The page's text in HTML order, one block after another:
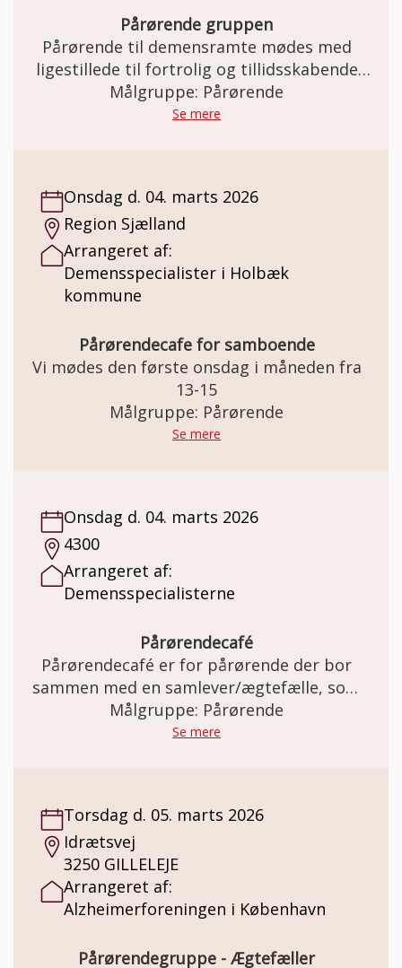
Pårørende gruppen
Pårørende til demensramte mødes med
ligestillede til fortrolig og tillidsskabende
samtale om processen i demens forløbet.
Før og efter døden.
Målgruppe: Pårørende
Se mere
Onsdag d. 04. marts 2026
Region Sjælland
Arrangeret af:
Demensspecialister i Holbæk
kommune
Pårørendecafe for samboende
Vi mødes den første onsdag i måneden fra
13-15
Målgruppe: Pårørende
Se mere
Onsdag d. 04. marts 2026
4300
Arrangeret af:
Demensspecialisterne
Pårørendecafé
Pårørendecafé er for pårørende der bor
sammen med en samlever/ægtefælle, som
har en demenssygdom eller nedsat
hukommelse. I Caféen er der mulighed for at
Målgruppe: Pårørende
Se mere
Torsdag d. 05. marts 2026
Idrætsvej
3250 GILLELEJE
Arrangeret af:
Alzheimerforeningen i København
Pårørendegruppe - Ægtefæller